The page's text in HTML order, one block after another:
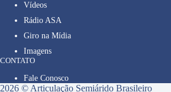
Vídeos
Rádio ASA
Giro na Mídia
Imagens
CONTATO
Fale Conosco
2026 © Articulação Semiárido Brasileiro